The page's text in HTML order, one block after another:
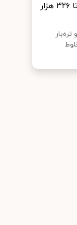
قیمت‌ آجیل شب یلدا ۲۸۰ تا ۳۲۶ هزار